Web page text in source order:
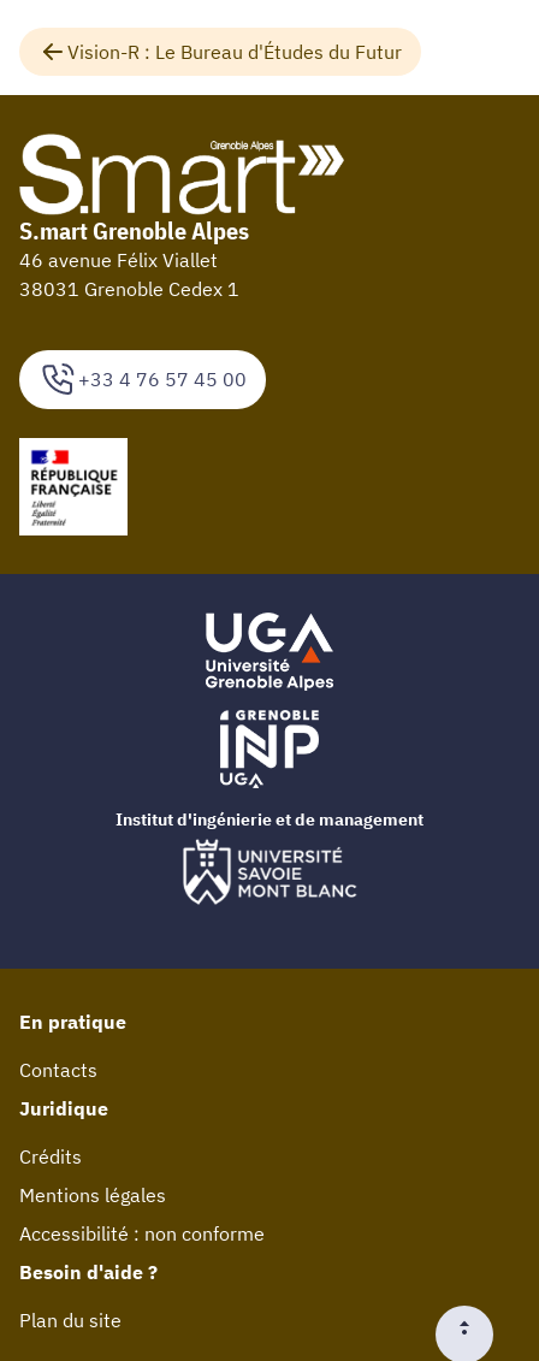
Vision-R : Le Bureau d'Études du Futur
+33 4 76 57 45 00
S.mart Grenoble Alpes
46 avenue Félix Viallet
38031 Grenoble Cedex 1
En pratique
Contacts
Juridique
Crédits
Mentions légales
Accessibilité : non conforme
Besoin d'aide ?
Plan du site
Institut d'ingénierie et de management